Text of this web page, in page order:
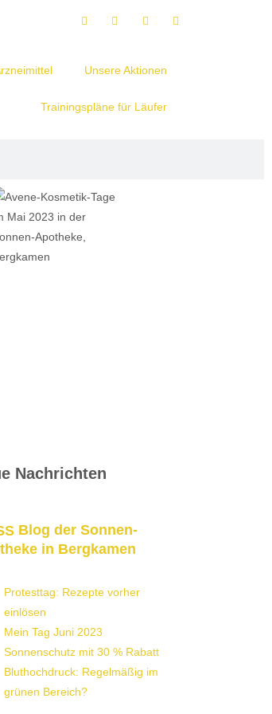
Unsere Aktionen
Trainingspläne für Läufer
Nachrichten
Blog der Sonnen-
in Bergkamen
Protesttag: Rezepte vorher
einlösen
Mein Tag Juni 2023
Sonnenschutz mit 30 % Rabatt
Bluthochdruck: Regelmäßig im
grünen Bereich?